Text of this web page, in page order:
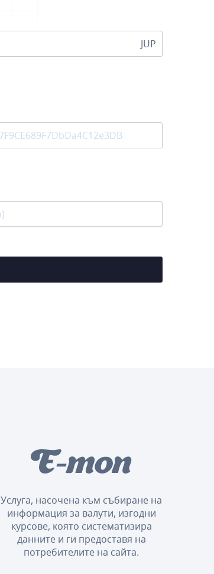
JUP
Услуга, насочена към събиране на
информация за валути, изгодни
курсове, която систематизира
данните и ги предоставя на
потребителите на сайта.